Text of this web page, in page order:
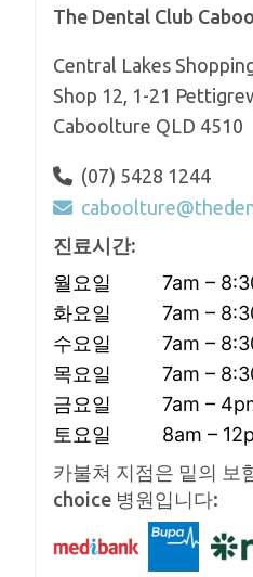
The Dental Club
Central Lakes
Shop 12, 1-21
Caboolture QLD 4510
(07) 5428 1244
진료시간:
월요일
7am –
화요일
7am –
수요일
7am –
목요일
7am –
금요일
7am –
토요일
8am –
카불쳐 지점은 밑의 보
choice 병원입니다: